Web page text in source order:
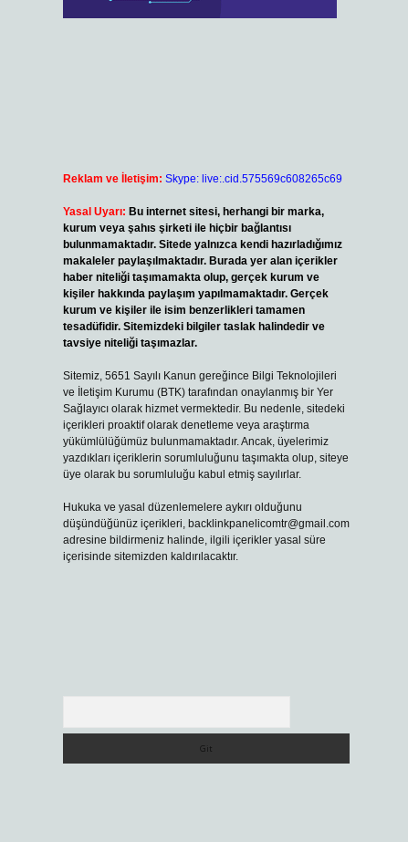
Reklam ve İletişim: Skype: live:.cid.575569c608265c69
Yasal Uyarı: Bu internet sitesi, herhangi bir marka,
kurum veya şahıs şirketi ile hiçbir bağlantısı
bulunmamaktadır. Sitede yalnızca kendi hazırladığımız
makaleler paylaşılmaktadır. Burada yer alan içerikler
haber niteliği taşımamakta olup, gerçek kurum ve
kişiler hakkında paylaşım yapılmamaktadır. Gerçek
kurum ve kişiler ile isim benzerlikleri tamamen
tesadüfidir. Sitemizdeki bilgiler taslak halindedir ve
tavsiye niteliği taşımazlar.
Sitemiz, 5651 Sayılı Kanun gereğince Bilgi Teknolojileri
ve İletişim Kurumu (BTK) tarafından onaylanmış bir Yer
Sağlayıcı olarak hizmet vermektedir. Bu nedenle, sitedeki
içerikleri proaktif olarak denetleme veya araştırma
yükümlülüğümüz bulunmamaktadır. Ancak, üyelerimiz
yazdıkları içeriklerin sorumluluğunu taşımakta olup, siteye
üye olarak bu sorumluluğu kabul etmiş sayılırlar.
Hukuka ve yasal düzenlemelere aykırı olduğunu
düşündüğünüz içerikleri, backlinkpanelicomtr@gmail.com
adresine bildirmeniz halinde, ilgili içerikler yasal süre
içerisinde sitemizden kaldırılacaktır.